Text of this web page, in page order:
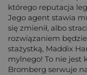
którego reputacja
Jego agent stawia
się zmienił, albo
rozwiązaniem
stażystką, Maddix
mylnego! To nie jest
Bromberg serwuje